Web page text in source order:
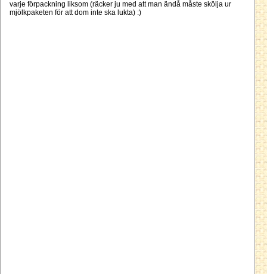
varje förpackning liksom (räcker ju med att man ändå måste skölja ur
mjölkpaketen för att dom inte ska lukta) :)